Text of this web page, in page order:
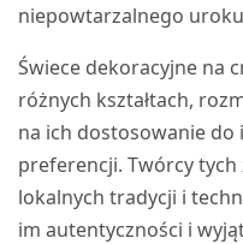
niepowtarzalnego
Świece dekoracyjne na
różnych kształtach,
na ich dostosowanie
preferencji. Twórcy
lokalnych tradycji i
im autentyczności i